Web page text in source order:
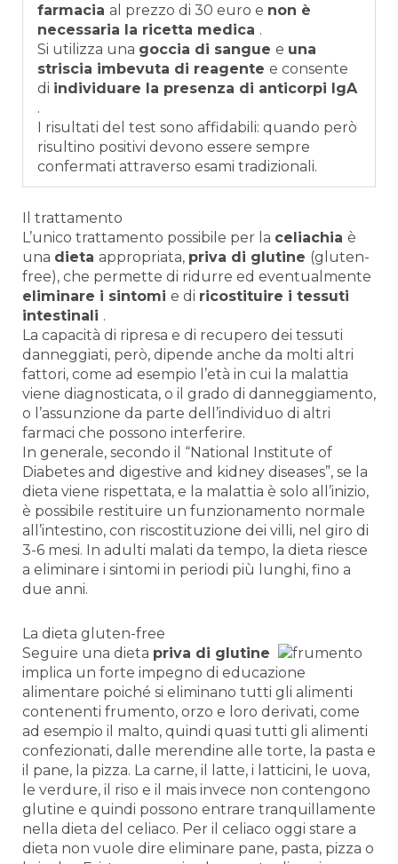
farmacia al prezzo di 30 euro e non è
necessaria la ricetta medica .
Si utilizza una goccia di sangue e una
striscia imbevuta di reagente e consente
di individuare la presenza di anticorpi IgA
.
I risultati del test sono affidabili: quando però
risultino positivi devono essere sempre
confermati attraverso esami tradizionali.
Il trattamento
L’unico trattamento possibile per la celiachia è
una dieta appropriata, priva di glutine (gluten-
free), che permette di ridurre ed eventualmente
eliminare i sintomi e di ricostituire i tessuti
intestinali .
La capacità di ripresa e di recupero dei tessuti
danneggiati, però, dipende anche da molti altri
fattori, come ad esempio l’età in cui la malattia
viene diagnosticata, o il grado di danneggiamento,
o l’assunzione da parte dell’individuo di altri
farmaci che possono interferire.
In generale, secondo il “National Institute of
Diabetes and digestive and kidney diseases”, se la
dieta viene rispettata, e la malattia è solo all’inizio,
è possibile restituire un funzionamento normale
all’intestino, con riscostituzione dei villi, nel giro di
3-6 mesi. In adulti malati da tempo, la dieta riesce
a eliminare i sintomi in periodi più lunghi, fino a
due anni.
La dieta gluten-free
Seguire una dieta priva di glutine
implica un forte impegno di educazione
alimentare poiché si eliminano tutti gli alimenti
contenenti frumento, orzo e loro derivati, come
ad esempio il malto, quindi quasi tutti gli alimenti
confezionati, dalle merendine alle torte, la pasta e
il pane, la pizza. La carne, il latte, i latticini, le uova,
le verdure, il riso e il mais invece non contengono
glutine e quindi possono entrare tranquillamente
nella dieta del celiaco. Per il celiaco oggi stare a
dieta non vuole dire eliminare pane, pasta, pizza o